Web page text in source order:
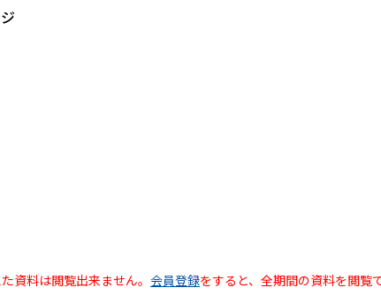
資料は閲覧出来ません。 会員登録をすると、全期間の資料を閲覧